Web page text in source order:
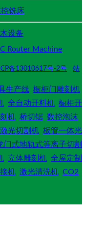
铣床
设备
Router Machine
备13010617号-2号
站
生产线 橱柜门雕刻机
全自动开料机 橱柜开
机 桥切锯 数控泡沫
光切割机 板管一体光
门式地轨式等离子切割
立体雕刻机 全屋定制
机 激光清洗机 CO2